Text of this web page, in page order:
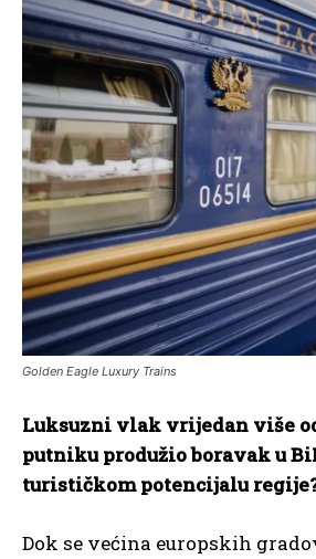
Golden Eagle Luxury Trains
Luksuzni vlak vrijedan više
putniku produžio boravak u
turističkom potencijalu
Dok se većina europskih